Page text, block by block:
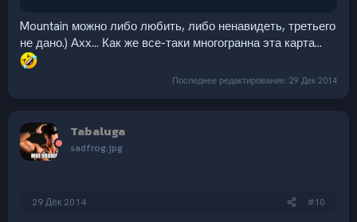
Mountain можно либо любить, либо ненавидеть, третьего
не дано.) Ахх... Как же все-таки многогранна эта карта...
Последнее редактирование: 29 Дек 2014
Tabaluga
sadfrog.jpg
29 Дек 2014 #10